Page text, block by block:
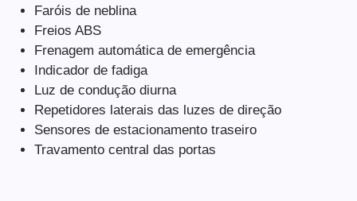
Faróis de neblina
Freios ABS
Frenagem automática de emergência
Indicador de fadiga
Luz de condução diurna
Repetidores laterais das luzes de direção
Sensores de estacionamento traseiro
Travamento central das portas